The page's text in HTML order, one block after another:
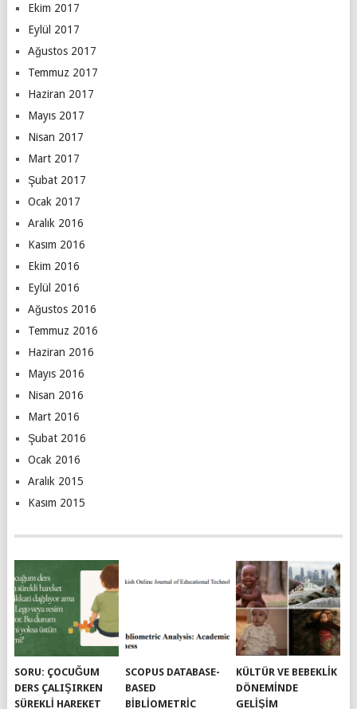
Ekim 2017
Eylül 2017
Ağustos 2017
Temmuz 2017
Haziran 2017
Mayıs 2017
Nisan 2017
Mart 2017
Şubat 2017
Ocak 2017
Aralık 2016
Kasım 2016
Ekim 2016
Eylül 2016
Ağustos 2016
Temmuz 2016
Haziran 2016
Mayıs 2016
Nisan 2016
Mart 2016
Şubat 2016
Ocak 2016
Aralık 2015
Kasım 2015
SORU: ÇOCUĞUM
DERS ÇALIŞIRKEN
SÜREKLI HAREKET
SCOPUS DATABASE-
BASED
BIBLIOMETRIC
KÜLTÜR VE BEBEKLIK
DÖNEMINDE
GELIŞIM